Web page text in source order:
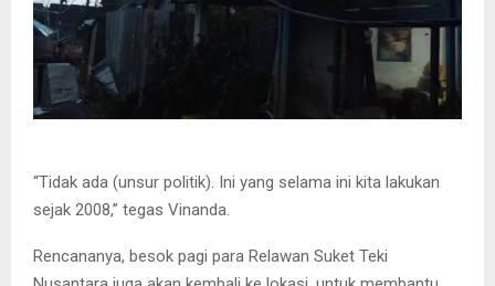
“Tidak ada (unsur politik). Ini yang selama ini kita lakukan
sejak 2008,” tegas Vinanda.
Rencananya, besok pagi para Relawan Suket Teki